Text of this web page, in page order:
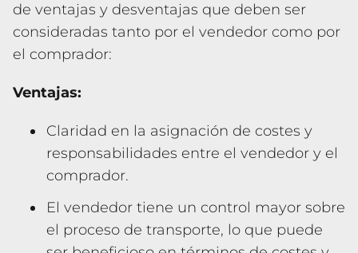
de ventajas y desventajas que deben ser
consideradas tanto por el vendedor como por
el comprador:
Ventajas:
Claridad en la asignación de costes y
responsabilidades entre el vendedor y el
comprador.
El vendedor tiene un control mayor sobre
el proceso de transporte, lo que puede